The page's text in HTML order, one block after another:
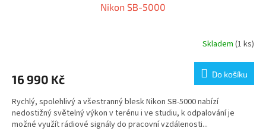
Nikon SB-5000
Skladem (1 ks)
16 990 Kč Do košíku
Rychlý, spolehlivý a všestranný blesk Nikon SB-5000 nabízí
nedostižný světelný výkon v terénu i ve studiu, k odpalování je
možné využít rádiové signály do pracovní vzdálenosti...